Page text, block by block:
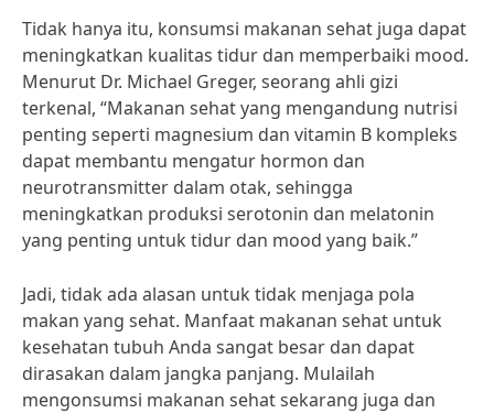
Tidak hanya itu, konsumsi makanan sehat juga dapat
meningkatkan kualitas tidur dan memperbaiki mood.
Menurut Dr. Michael Greger, seorang ahli gizi
terkenal, “Makanan sehat yang mengandung nutrisi
penting seperti magnesium dan vitamin B kompleks
dapat membantu mengatur hormon dan
neurotransmitter dalam otak, sehingga
meningkatkan produksi serotonin dan melatonin
yang penting untuk tidur dan mood yang baik.”
Jadi, tidak ada alasan untuk tidak menjaga pola
makan yang sehat. Manfaat makanan sehat untuk
kesehatan tubuh Anda sangat besar dan dapat
dirasakan dalam jangka panjang. Mulailah
mengonsumsi makanan sehat sekarang juga dan